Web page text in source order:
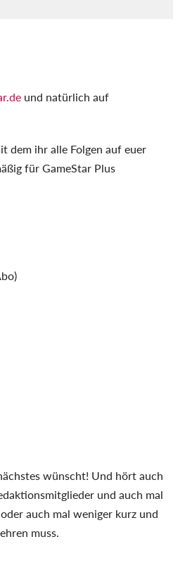
und natürlich auf
dem ihr alle Folgen auf euer
für GameStar Plus
wünscht! Und hört auch
und auch mal
auch mal weniger kurz und
muss.